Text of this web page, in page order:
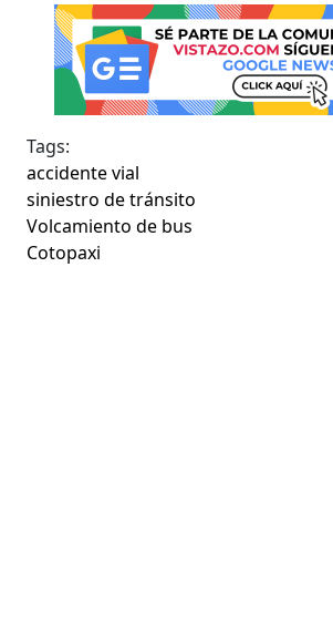
Tags:
accidente vial
siniestro de tránsito
Volcamiento de bus
Cotopaxi